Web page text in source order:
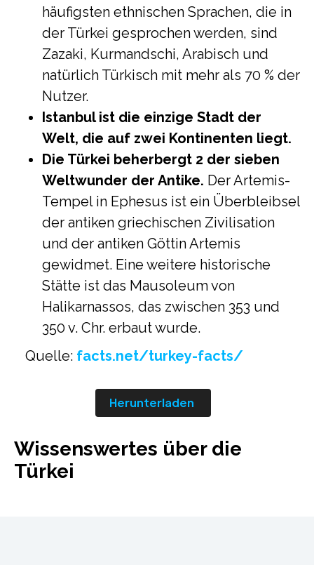
häufigsten ethnischen Sprachen, die in
der Türkei gesprochen werden, sind
Zazaki, Kurmandschi, Arabisch und
natürlich Türkisch mit mehr als 70 % der
Nutzer.
Istanbul ist die einzige Stadt der
Welt, die auf zwei Kontinenten liegt.
Die Türkei beherbergt 2 der sieben
Weltwunder der Antike. Der Artemis-
Tempel in Ephesus ist ein Überbleibsel
der antiken griechischen Zivilisation
und der antiken Göttin Artemis
gewidmet. Eine weitere historische
Stätte ist das Mausoleum von
Halikarnassos, das zwischen 353 und
350 v. Chr. erbaut wurde.
Quelle: facts.net/turkey-facts/
Herunterladen
Wissenswertes über die
Türkei